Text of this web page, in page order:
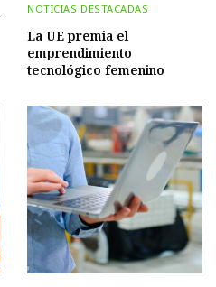
NOTICIAS DESTACADAS
La UE premia el
emprendimiento
tecnológico femenino